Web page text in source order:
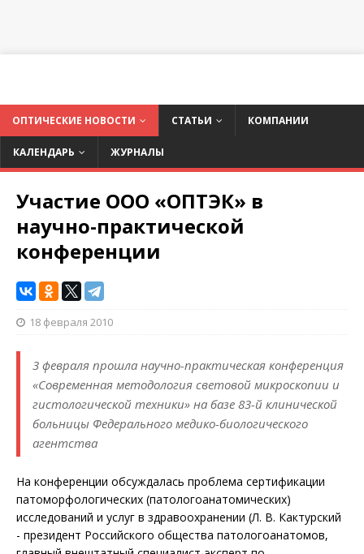
ОПТИЧЕСКИЕ НОВОСТИ СТАТЬИ КОМПАНИИ
КАЛЕНДАРЬ ЖУРНАЛЫ
Участие ООО «ОПТЭК» в
научно-практической
конференции
18 февраля 2010
3 февраля прошла научно-практическая конференция
«Современная методология световой микроскопии и
гистологической техники» на базе 83-й клинической
больницы Федерального медико-биологического
агентства
На конференции обсуждалась проблема сертификации
патоморфологических (патологоанатомических)
исследований и услуг в здравоохранении (Л. В. Кактурский
- президент Российского общества патологоанатомов,